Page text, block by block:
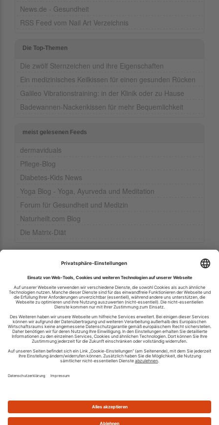
News.de - Gesundheit
RSS Feed vom Nail Art Verzeichnis
Die Top-Themen
Die zwölf Sternzeichen und ihre Eigenschaften
Ein medizinisches Keilkissen für einen gesunden Rücken
Galileo Vibrationstraining: in der Klinik oder zu Hause
Badewannen-Nackenkissen für mehr Bequemlichkeit
meist gelesenen Feeds
dermaviduals
Pflege-Blog
Diabetes-Kids News
Yoga Blog - Yoga, Ayurveda und Meditation
Forum für Gesundheit und Medizin
Naturheilt.com Blog
Die Matrix-Diät
Ihren RSS-Feed veröffentlichen
RSS-Verzeichnis.de © 2003-2026
Impressum
Kontakt
Datenschutzinformation
Cookie-Einstellungen
Was ist ein RSS Feed?